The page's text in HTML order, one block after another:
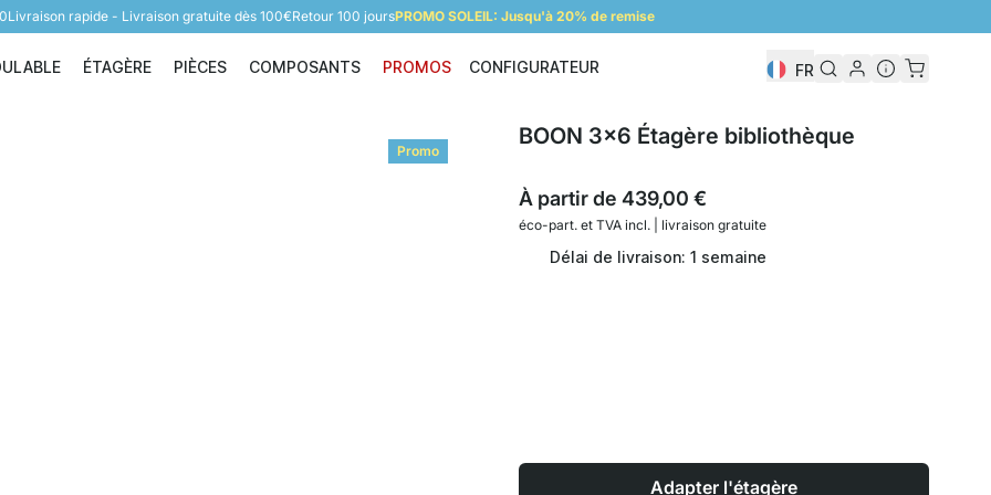
Livraison rapide - Livraison gratuite dès 100€Retour 100 joursPROMO SOLEIL: Jusqu'à 20% de remise
Étagère modulable
ÉTAGÈRE
Étagère
PIÈCES
Pièces
COMPOSANTS
Composants
PROMOS CONFIGURATEUR FR
Promo
BOON 3x6 Étagère bibliothèque
À partir de439,00 €
éco-part. etTVA incl. | livraison gratuite
Délai de livraison: 1 semaine
Adapter l'étagère